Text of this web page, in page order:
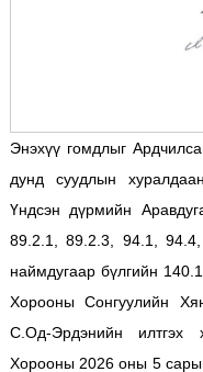
Энэхүү гомдлыг
дунд суудлын
Үндсэн дүрмийн
89.2.1, 89.2.3, 94.1,
наймдугаар бүлгийн
Хорооны Сонгуулийн
С.Од-Эрдэнийн илтгэх
Хорооны 2026 оны 5